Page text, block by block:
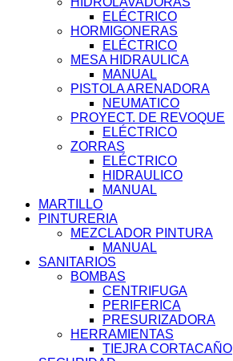
ELÉCTRICO
HORMIGONERAS
ELÉCTRICO
MESA HIDRAULICA
MANUAL
PISTOLA ARENADORA
NEUMATICO
PROYECT. DE REVOQUE
ELÉCTRICO
ZORRAS
ELÉCTRICO
HIDRAULICO
MANUAL
MARTILLO
PINTURERIA
MEZCLADOR PINTURA
MANUAL
SANITARIOS
BOMBAS
CENTRIFUGA
PERIFERICA
PRESURIZADORA
HERRAMIENTAS
TIEJRA CORTACAÑO